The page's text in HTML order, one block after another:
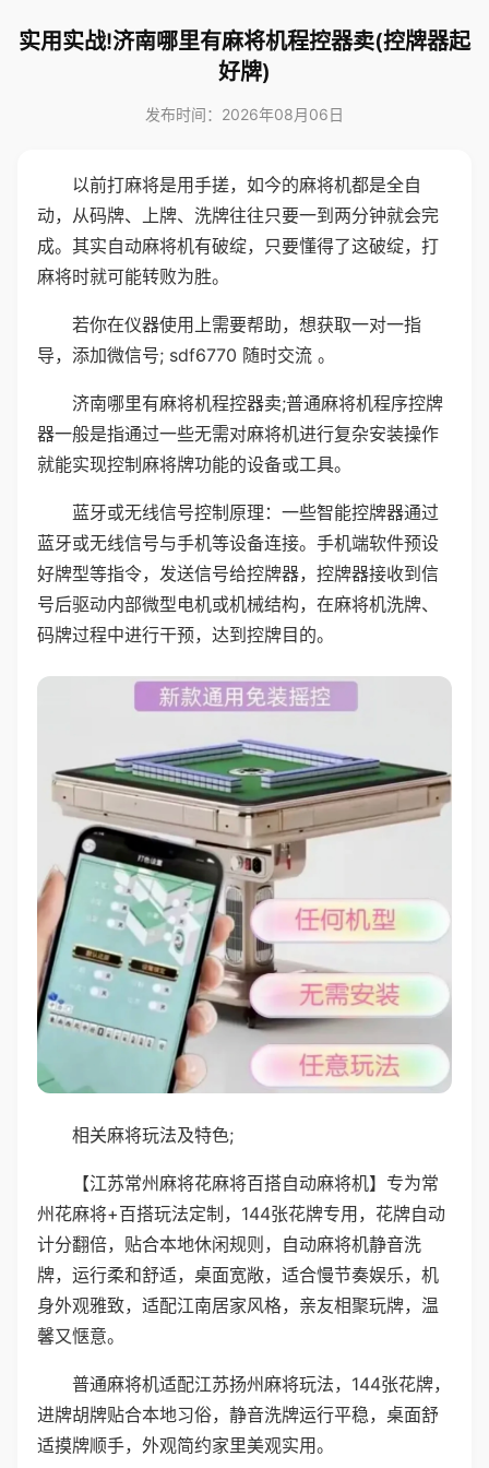
实用实战!济南哪里有麻将机程控器卖(控牌器起
好牌)
发布时间：2026年08月06日
以前打麻将是用手搓，如今的麻将机都是全自
动，从码牌、上牌、洗牌往往只要一到两分钟就会完
成。其实自动麻将机有破绽，只要懂得了这破绽，打
麻将时就可能转败为胜。
若你在仪器使用上需要帮助，想获取一对一指
导，添加微信号; sdf6770 随时交流 。
济南哪里有麻将机程控器卖;普通麻将机程序控牌
器一般是指通过一些无需对麻将机进行复杂安装操作
就能实现控制麻将牌功能的设备或工具。
蓝牙或无线信号控制原理：一些智能控牌器通过
蓝牙或无线信号与手机等设备连接。手机端软件预设
好牌型等指令，发送信号给控牌器，控牌器接收到信
号后驱动内部微型电机或机械结构，在麻将机洗牌、
码牌过程中进行干预，达到控牌目的。
相关麻将玩法及特色;
【江苏常州麻将花麻将百搭自动麻将机】专为常
州花麻将+百搭玩法定制，144张花牌专用，花牌自动
计分翻倍，贴合本地休闲规则，自动麻将机静音洗
牌，运行柔和舒适，桌面宽敞，适合慢节奏娱乐，机
身外观雅致，适配江南居家风格，亲友相聚玩牌，温
馨又惬意。
普通麻将机适配江苏扬州麻将玩法，144张花牌，
进牌胡牌贴合本地习俗，静音洗牌运行平稳，桌面舒
适摸牌顺手，外观简约家里美观实用。